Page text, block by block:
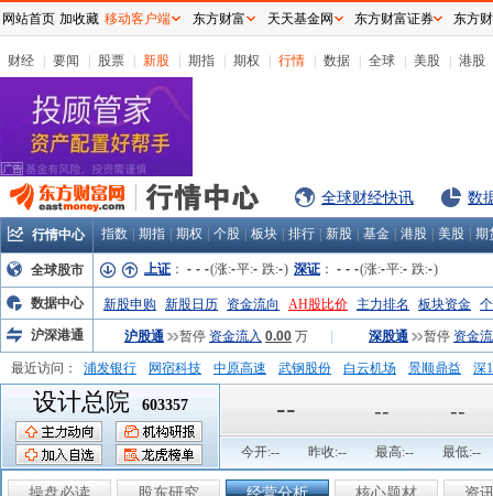
财经 要闻 股票 新股 期指 期权 行情 数据 全球 美股 港股
全球财经快讯 数
行情中心 指数 期指 期权 个股 板块 排行 新股 基金 港股 美股 期
全球股市 上证 ： - - -(涨:-平:- 跌:-) 深证 ： - - -(涨:-平:- 跌:-)
数据中心 新股申购 新股日历 资金流向 AH股比价 主力排名 板块资金
沪深港通
沪股通 暂停 资金流入 0.00 万 深股通 暂停 资金
最近访问： 浦发银行 网宿科技 中原高速 武钢股份 白云机场 景顺鼎益
深
弘业股份
富临运业
设计总院 603357 -- -- --
今开:-- 昨收:-- 最高:-- 最低:--
网站首页 加收藏 移动客户端 东方财富 天天基金网 东方财富证券 东方